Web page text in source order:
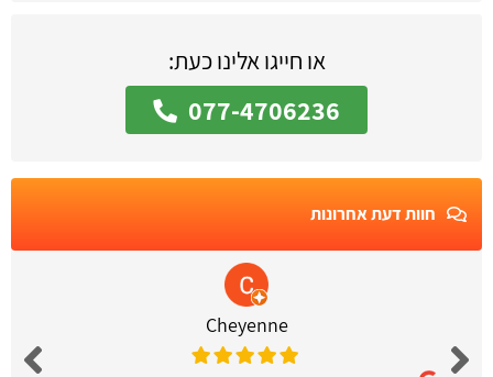
או חייגו אלינו כעת:
077-4706236
חוות דעת אחרונות
Cheyenne